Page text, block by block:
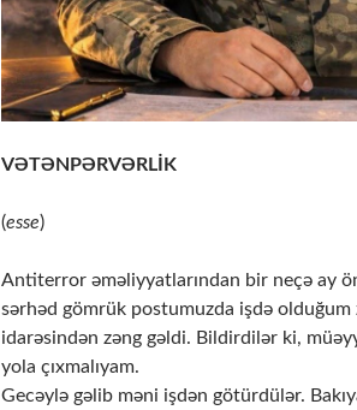
VƏTƏNPƏRVƏRLİK
(esse)
Antiterror əməliyyatlarından bir neçə ay
sərhəd gömrük postumuzda işdə olduğum
idarəsindən zəng gəldi. Bildirdilər ki,
yola çıxmalıyam.
Gecəylə gəlib məni işdən götürdülər.